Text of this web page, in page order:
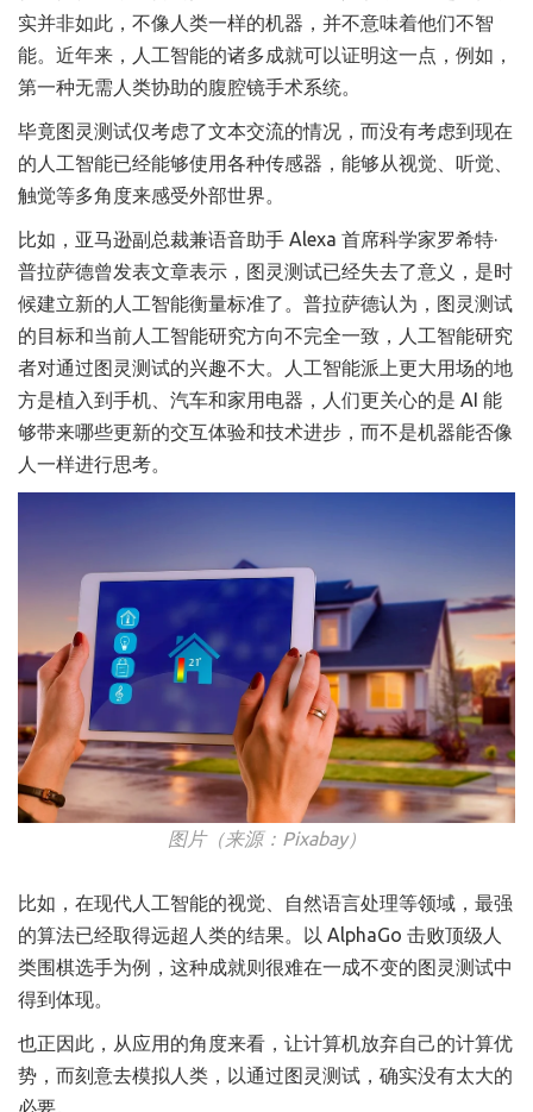
实并非如此，不像人类一样的机器，并不意味着他们不智
能。近年来，人工智能的诸多成就可以证明这一点，例如，
第一种无需人类协助的腹腔镜手术系统。
毕竟图灵测试仅考虑了文本交流的情况，而没有考虑到现在
的人工智能已经能够使用各种传感器，能够从视觉、听觉、
触觉等多角度来感受外部世界。
比如，亚马逊副总裁兼语音助手 Alexa 首席科学家罗希特·
普拉萨德曾发表文章表示，图灵测试已经失去了意义，是时
候建立新的人工智能衡量标准了。普拉萨德认为，图灵测试
的目标和当前人工智能研究方向不完全一致，人工智能研究
者对通过图灵测试的兴趣不大。人工智能派上更大用场的地
方是植入到手机、汽车和家用电器，人们更关心的是 AI 能
够带来哪些更新的交互体验和技术进步，而不是机器能否像
人一样进行思考。
图片（来源：Pixabay）
比如，在现代人工智能的视觉、自然语言处理等领域，最强
的算法已经取得远超人类的结果。以 AlphaGo 击败顶级人
类围棋选手为例，这种成就则很难在一成不变的图灵测试中
得到体现。
也正因此，从应用的角度来看，让计算机放弃自己的计算优
势，而刻意去模拟人类，以通过图灵测试，确实没有太大的
必要。